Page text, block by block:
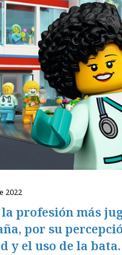
2022
profesión más
por su
y el uso de la bata.